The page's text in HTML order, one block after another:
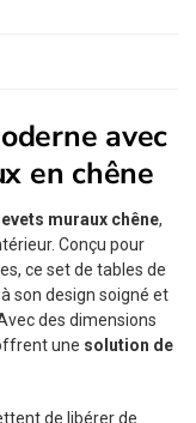
avec
en chêne
muraux chêne,
Conçu pour
ce set de tables de
son design soigné et
des dimensions
une solution de
de libérer de